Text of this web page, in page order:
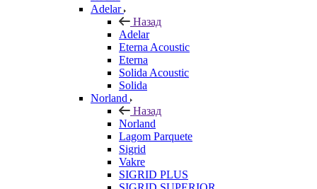
Adelar
Назад
Adelar
Eterna Acoustic
Eterna
Solida Acoustic
Solida
Norland
Назад
Norland
Lagom Parquete
Sigrid
Vakre
SIGRID PLUS